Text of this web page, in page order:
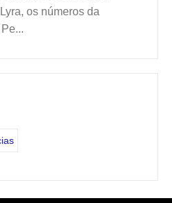
os números da